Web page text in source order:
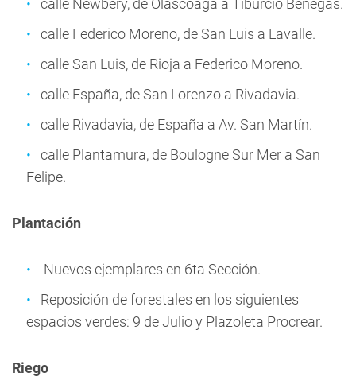
calle Newbery, de Olascoaga a Tiburcio Benegas.
calle Federico Moreno, de San Luis a Lavalle.
calle San Luis, de Rioja a Federico Moreno.
calle España, de San Lorenzo a Rivadavia.
calle Rivadavia, de España a Av. San Martín.
calle Plantamura, de Boulogne Sur Mer a San
Felipe.
Plantación
Nuevos ejemplares en 6ta Sección.
Reposición de forestales en los siguientes
espacios verdes: 9 de Julio y Plazoleta Procrear.
Riego